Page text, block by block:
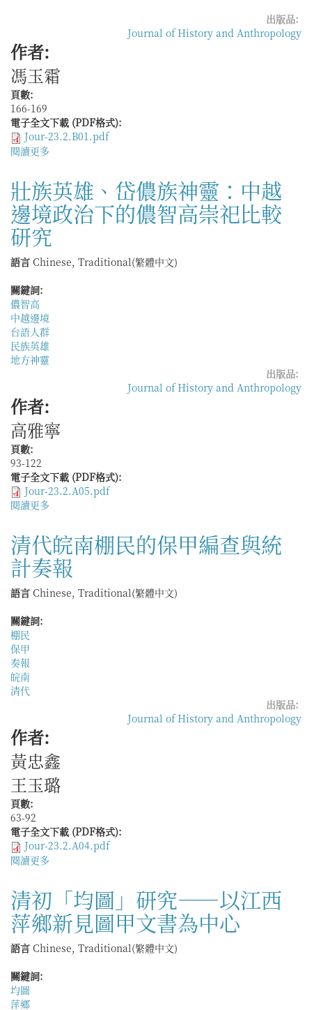
人
研
究》
出版品:
Journal of History and Anthropology
作者:
馮玉霜
頁數:
166-169
電子全文下載 (PDF格式):
Jour-23.2.B01.pdf
閱讀更多
En
LI,
Betting
on
the
Civil
Service
壯族英雄、岱儂族神靈：中越
邊境政治下的儂智高崇祀比較
研究
語言 Chinese, Traditional(繁體中文)
關鍵詞:
儂智高
中越邊境
台語人群
民族英雄
地方神靈
出版品:
Journal of History and Anthropology
作者:
高雅寧
頁數:
93-122
電子全文下載 (PDF格式):
Jour-23.2.A05.pdf
閱讀更多
壯
族
英
雄、
岱
的
儂
智
高
祀
比
較
清代皖南棚民的保甲編查與統
計奏報
語言 Chinese, Traditional(繁體中文)
關鍵詞:
棚民
保甲
奏報
皖南
清代
出版品:
Journal of History and Anthropology
作者:
黃忠鑫
王玉璐
頁數:
63-92
電子全文下載 (PDF格式):
Jour-23.2.A04.pdf
閱讀更多
代
皖
南
棚
清初「均圖」研究——以江西
萍鄉新見圖甲文書為中心
語言 Chinese, Traditional(繁體中文)
關鍵詞:
均圖
萍鄉